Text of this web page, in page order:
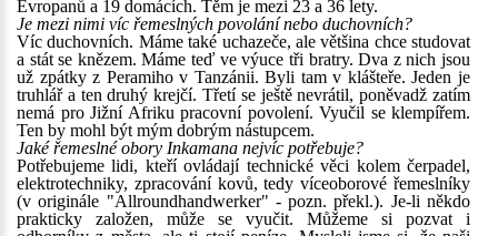
Evropanů a 19 domácích. Těm je mezi 23 a 36 lety.
Je mezi nimi víc řemeslných povolání nebo duchovních?
Víc duchovních. Máme také uchazeče, ale většina chce studovat
a stát se knězem. Máme teď ve výuce tři bratry. Dva z nich jsou
už zpátky z Peramiho v Tanzánii. Byli tam v klášteře. Jeden je
truhlář a ten druhý krejčí. Třetí se ještě nevrátil, poněvadž zatím
nemá pro Jižní Afriku pracovní povolení. Vyučil se klempířem.
Ten by mohl být mým dobrým nástupcem.
Jaké řemeslné obory Inkamana nejvíc potřebuje?
Potřebujeme lidi, kteří ovládají technické věci kolem čerpadel,
elektrotechniky, zpracování kovů, tedy víceoborové řemeslníky
(v originále "Allroundhandwerker" - pozn. překl.). Je-li někdo
prakticky založen, může se vyučit. Můžeme si pozvat i